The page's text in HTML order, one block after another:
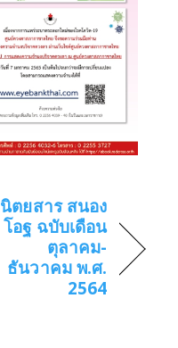
นิตยสาร สนอง
โอฐ ฉบับเดือน
ตุลาคม-
ธันวาคม พ.ศ.
2564